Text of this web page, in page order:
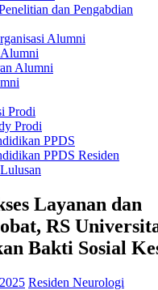
dan Pengabdian
Alumni
Alumni
Prodi
Prodi
PPDS
PPDS Residen
Layanan dan
RS
Bakti Sosial
Residen Neurologi